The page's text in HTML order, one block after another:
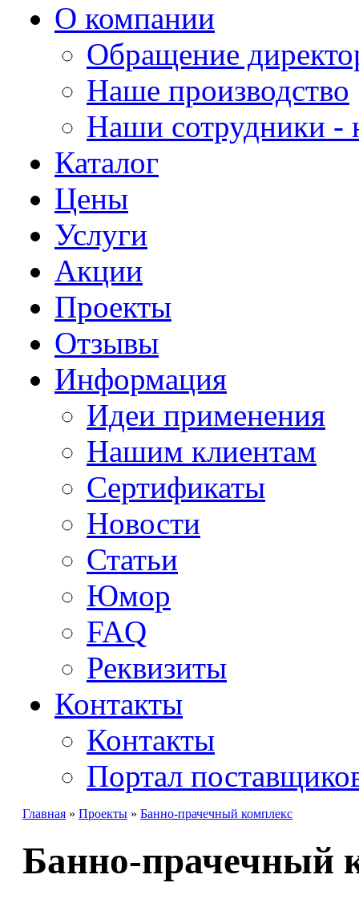
О компании
Обращение
Наше производство
Наши сотрудники -
Каталог
Цены
Услуги
Акции
Проекты
Отзывы
Информация
Идеи применения
Нашим клиентам
Сертификаты
Новости
Статьи
Юмор
FAQ
Реквизиты
Контакты
Контакты
Портал
Главная » Проекты » Банно-прачечный комплекс
Банно-прачечный